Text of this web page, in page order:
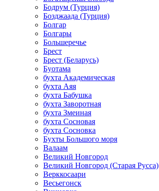
Бодрум (Турция)
Бозджаада (Турция)
Болгар
Болгары
Большеречье
Брест
Брест (Беларусь)
Буотама
бухта Академическая
бухта Аяя
бухта Бабушка
бухта Заворотная
бухта Змеиная
бухта Сосновая
бухта Сосновка
Бухты Большого моря
Валаам
Великий Новгород
Великий Новгород (Старая Русса)
Верккосаари
Весьегонск